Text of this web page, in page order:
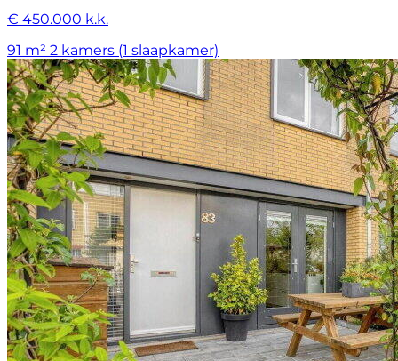
€ 450.000 k.k.
91 m² 2 kamers (1 slaapkamer)